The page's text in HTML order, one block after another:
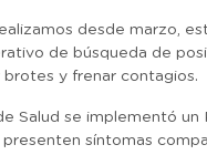
desde marzo,
de búsqueda de
y frenar contagios.
Salud se implementó un
síntomas